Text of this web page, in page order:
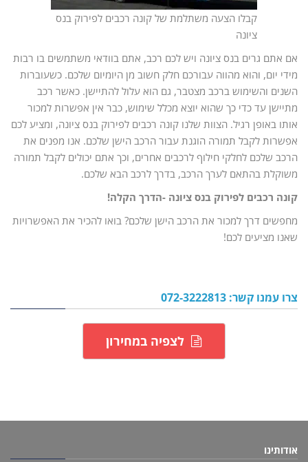
קבלו הצעה משתלמת של קונה רכבים לפירוק בנס
ציונה
אם אתם גרים בנס ציונה ויש לכם רכב, אתם בוודאי משתמשים בו רבות
מידי יום, והוא מהווה עבורכם חלק חשוב מן היומיום שלכם. כשעוברות
השנים והשימוש ברכב מצטבר, גם הוא עלול להתיישן. כאשר רכב
מתיישן עד כדי כך שהוא יוצא מכלל שימוש, כבר אין אפשרות למכור
אותו באופן רגיל. הצוות שלנו קונה רכבים לפירוק בנס ציונה, ומציע לכם
אפשרות לקבל תמורה הוגנת עבור הרכב הישן שלכם. אנו מפנים את
הרכב שלכם לחלקי חילוף לרכבים אחרים, וכך אתם יכולים לקבל תמורה
משוקלת בהתאם לערך הרכב, בדרך לרכב הבא שלכם.
קונה רכבים לפירוק בנס ציונה -הדרך הקלה!
מחפשים דרך למכור את הרכב הישן שלכם? בואו להכיר את האפשרויות
שאנו מציעים לכם!
צרו עמנו קשר: 072-3222813
לצפיה במחירון
אודותינו